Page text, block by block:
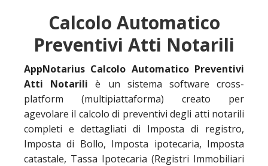
Calcolo Automatico
Preventivi Atti Notarili
AppNotarius Calcolo Automatico Preventivi
Atti Notariliè un sistema software cross-
platform (multipiattaforma) creato per
agevolare il calcolo di preventivi degli atti notarili
completi e dettagliati di Imposta di registro,
Imposta di Bollo, Imposta ipotecaria, Imposta
catastale, Tassa Ipotecaria (Registri Immobiliari